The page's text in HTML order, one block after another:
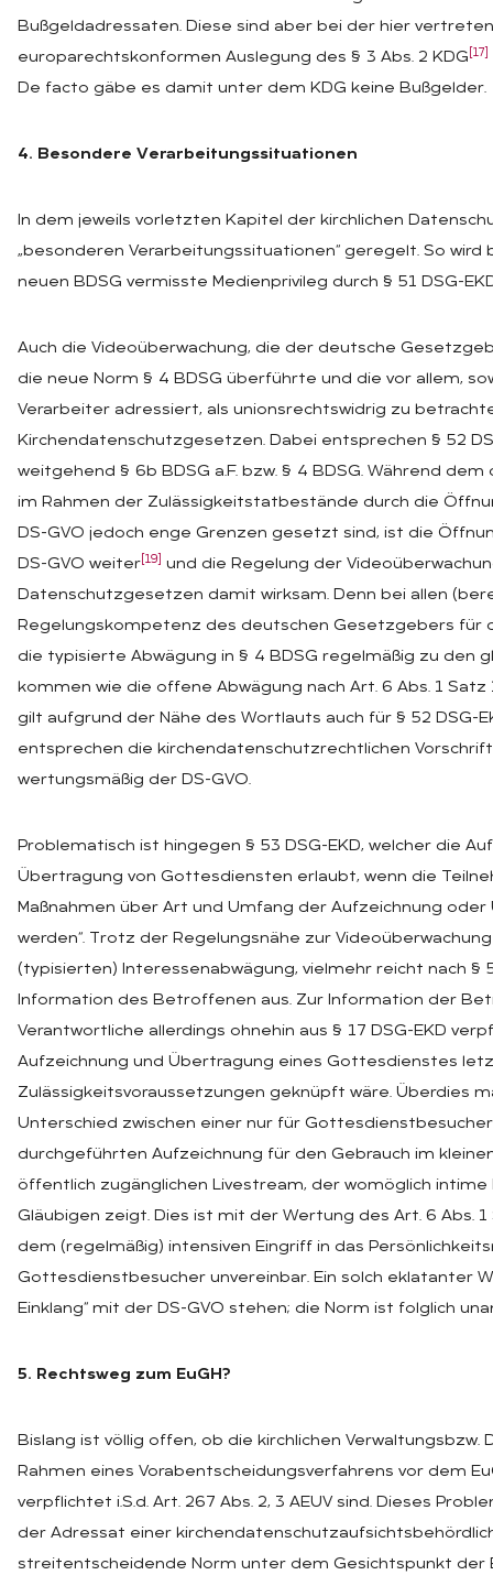
Bußgeldadressaten. Diese sind aber bei der hier
europarechtskonformen Auslegung des § 3 Abs. 2 KDG [17]
De facto gäbe es damit unter dem KDG keine Bußgelder.
4. Besondere Verarbeitungssituationen
In dem jeweils vorletzten Kapitel der kirchlichen
„besonderen Verarbeitungssituationen“ geregelt. So wird
neuen BDSG vermisste Medienprivileg durch § 51 DSG-
Auch die Videoüberwachung, die der deutsche
die neue Norm § 4 BDSG überführte und die vor allem,
Verarbeiter adressiert, als unionsrechtswidrig zu
Kirchendatenschutzgesetzen. Dabei entsprechen § 52
weitgehend § 6b BDSG a.F. bzw. § 4 BDSG. Während
im Rahmen der Zulässigkeitstatbestände durch die
DS-GVO jedoch enge Grenzen gesetzt sind, ist die
DS-GVO weiter [19]
und die Regelung der
Datenschutzgesetzen damit wirksam. Denn bei allen
Regelungskompetenz des deutschen Gesetzgebers für
die typisierte Abwägung in § 4 BDSG regelmäßig zu den
kommen wie die offene Abwägung nach Art. 6 Abs. 1 Satz
gilt aufgrund der Nähe des Wortlauts auch für § 52 DSG-
entsprechen die kirchendatenschutzrechtlichen
wertungsmäßig der DS-GVO.
Problematisch ist hingegen § 53 DSG-EKD, welcher die
Übertragung von Gottesdiensten erlaubt, wenn die
Maßnahmen über Art und Umfang der Aufzeichnung
werden“. Trotz der Regelungsnähe zur
(typisierten) Interessenabwägung, vielmehr reicht nach §
Information des Betroffenen aus. Zur Information der
Verantwortliche allerdings ohnehin aus § 17 DSG-EKD
Aufzeichnung und Übertragung eines Gottesdienstes
Zulässigkeitsvoraussetzungen geknüpft wäre. Überdies
Unterschied zwischen einer nur für
durchgeführten Aufzeichnung für den Gebrauch im
öffentlich zugänglichen Livestream, der womöglich
Gläubigen zeigt. Dies ist mit der Wertung des Art. 6 Abs. 1
dem (regelmäßig) intensiven Eingriff in das
Gottesdienstbesucher unvereinbar. Ein solch eklatanter
Einklang“ mit der DS-GVO stehen; die Norm ist folglich
5. Rechtsweg zum EuGH?
Bislang ist völlig offen, ob die kirchlichen
Rahmen eines Vorabentscheidungsverfahrens vor dem
verpflichtet i.S.d. Art. 267 Abs. 2, 3 AEUV sind. Dieses
der Adressat einer
streitentscheidende Norm unter dem Gesichtspunkt